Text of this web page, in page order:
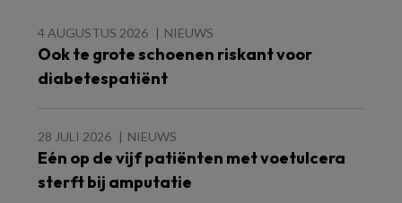
4 AUGUSTUS 2026 NIEUWS
Ook te grote schoenen riskant voor
diabetespatiënt
28 JULI 2026 NIEUWS
Eén op de vijf patiënten met voetulcera
sterft bij amputatie